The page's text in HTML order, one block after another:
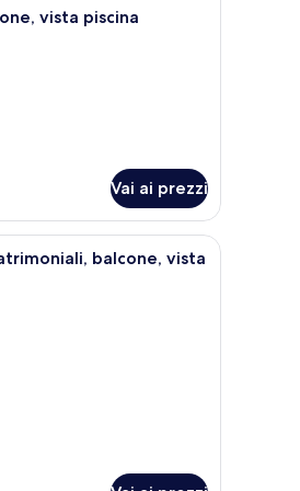
vista piscina
Vai ai prezzi
Camera d'hotel con due letti, una scrivania,
balcone, vista